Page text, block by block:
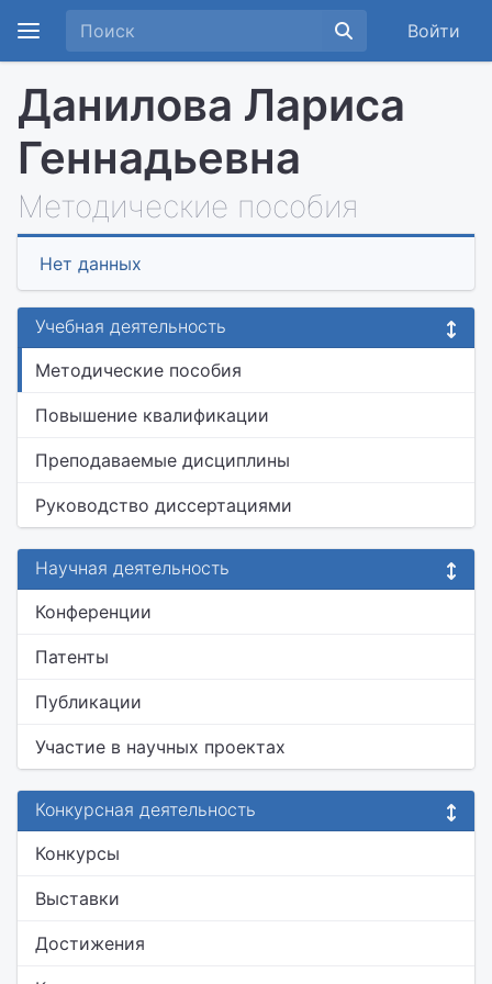
Войти
Данилова Лариса
Геннадьевна
Методические пособия
Нет данных
Учебная деятельность
Методические пособия
Повышение квалификации
Преподаваемые дисциплины
Руководство диссертациями
Научная деятельность
Конференции
Патенты
Публикации
Участие в научных проектах
Конкурсная деятельность
Конкурсы
Выставки
Достижения